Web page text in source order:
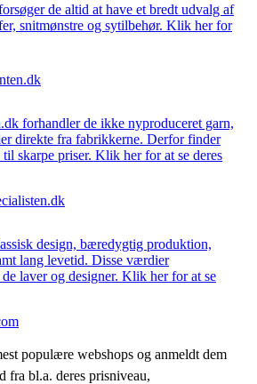
de altid at have et bredt udvalg af
snitmønstre og sytilbehør. Klik her for
forhandler de ikke nyproduceret garn,
direkte fra fabrikkerne. Derfor finder
skarpe priser. Klik her for at se deres
design, bæredygtig produktion,
lang levetid. Disse værdier
laver og designer. Klik her for at se
populære webshops og anmeldt dem
fra bl.a. deres prisniveau,